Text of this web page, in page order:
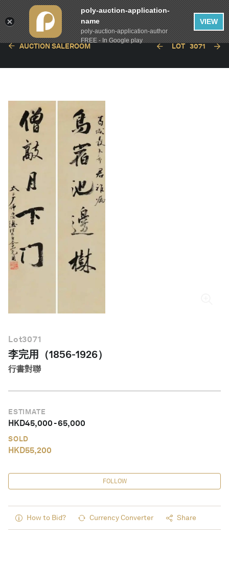
繁體中文
AUCTION SALEROOM LOT 3071
Lot3071
李完用（1856-1926）
行書對聯
ESTIMATE
HKD45,000-65,000
SOLD
HKD55,200
FOLLOW
How to Bid? Currency Converter Share
poly-auction-application-
name
poly-auction-application-author
FREE - In Google play
VIEW